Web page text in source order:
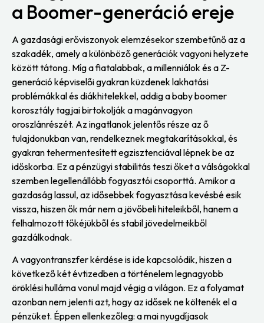
a Boomer-generáció ereje
A gazdasági erőviszonyok elemzésekor szembetűnő az a
szakadék, amely a különböző generációk vagyoni helyzete
között tátong. Míg a fiatalabbak, a millenniálok és a Z-
generáció képviselői gyakran küzdenek lakhatási
problémákkal és diákhitelekkel, addig a baby boomer
korosztály tagjai birtokolják a magánvagyon
oroszlánrészét. Az ingatlanok jelentős része az ő
tulajdonukban van, rendelkeznek megtakarításokkal, és
gyakran tehermentesített egzisztenciával lépnek be az
időskorba. Ez a pénzügyi stabilitás teszi őket a válságokkal
szemben legellenállóbb fogyasztói csoporttá. Amikor a
gazdaság lassul, az idősebbek fogyasztása kevésbé esik
vissza, hiszen ők már nem a jövőbeli hiteleikből, hanem a
felhalmozott tőkéjükből és stabil jövedelmeikből
gazdálkodnak.
A vagyontranszfer kérdése is ide kapcsolódik, hiszen a
következő két évtizedben a történelem legnagyobb
öröklési hulláma vonul majd végig a világon. Ez a folyamat
azonban nem jelenti azt, hogy az idősek ne költenék el a
pénzüket. Éppen ellenkezőleg: a mai nyugdíjasok